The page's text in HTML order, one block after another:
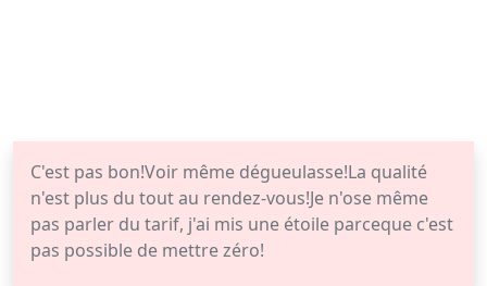
C'est pas bon!Voir même dégueulasse!La qualité
n'est plus du tout au rendez-vous!Je n'ose même
pas parler du tarif, j'ai mis une étoile parceque c'est
pas possible de mettre zéro!